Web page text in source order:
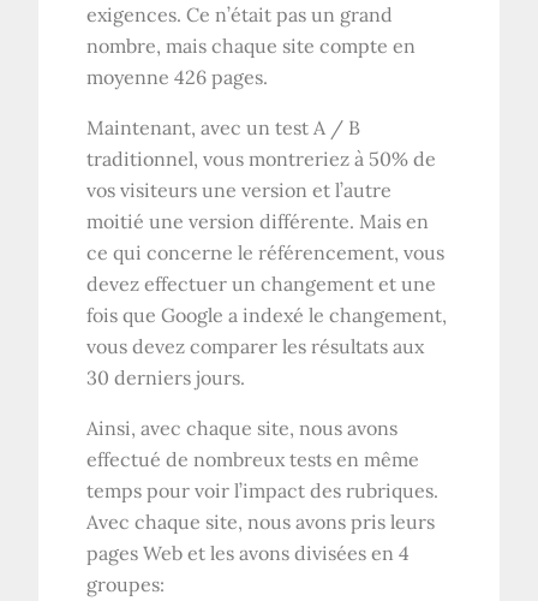
exigences. Ce n’était pas un grand
nombre, mais chaque site compte en
moyenne 426 pages.
Maintenant, avec un test A / B
traditionnel, vous montreriez à 50% de
vos visiteurs une version et l’autre
moitié une version différente. Mais en
ce qui concerne le référencement, vous
devez effectuer un changement et une
fois que Google a indexé le changement,
vous devez comparer les résultats aux
30 derniers jours.
Ainsi, avec chaque site, nous avons
effectué de nombreux tests en même
temps pour voir l’impact des rubriques.
Avec chaque site, nous avons pris leurs
pages Web et les avons divisées en 4
groupes: